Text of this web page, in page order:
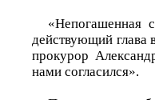
«Непогашенная
действующий глава
прокурор
нами согласился».